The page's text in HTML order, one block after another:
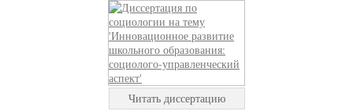
Читать диссертацию